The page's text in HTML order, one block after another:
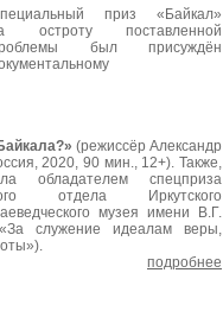
приз «Байкал»
остроту поставленной
был присуждён
(режиссёр Александр
2020, 90 мин., 12+). Также,
обладателем спецприза
отдела Иркутского
музея имени В.Г.
служение идеалам веры,
подробнее